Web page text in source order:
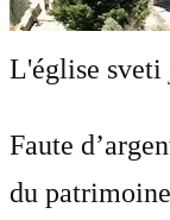
L'église sveti
Faute
du